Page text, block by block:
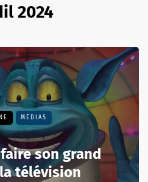
2024
MÉDIAS
son grand
télévision